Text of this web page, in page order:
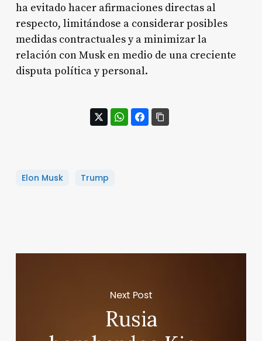
ha evitado hacer afirmaciones directas al
respecto, limitándose a considerar posibles
medidas contractuales y a minimizar la
relación con Musk en medio de una creciente
disputa política y personal.
Elon Musk Trump
Next Post
Rusia